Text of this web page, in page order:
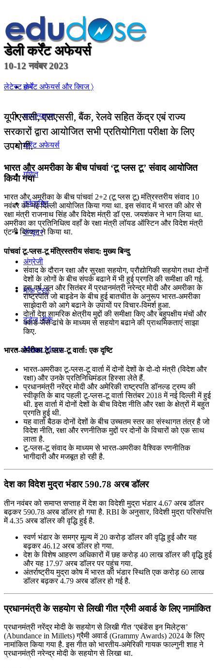
होम
सामान्यज्ञान
करेंट अफेयर्स
गणित
तर्कशक्ति
कंप्यूटर
अंग्रेजी
मॉक टेस्ट
टुडेज जीके
Menu Menu
डेली कर्रेंट अफेयर्स
10-12 नवंबर 2023
लेटेस्ट कर्रेंट अफेयर्स और क्विज 〉
यूपीएससी, एसएससी, बैंक, रेलवे सहित केंद्र एबं राज्य
सरकारों द्वारा आयोजित सभी प्रतियोगिता परीक्षा के लिए
उपयोगी.
भारत और अमरीका के बीच पांचवां ‘टू प्‍लस टू’ संवाद आयोजित
किया गया
भारत और अमरीका के बीच पांचवां 2+2 (टू प्‍लस टू) मंत्रि‍स्‍तरीय संवाद 10
नवंबर को नई दिल्‍ली आयोजित किया गया था. इस संवाद में भारत की ओर से
रक्षा मंत्री राजनाथ सिंह और विदेश मंत्री डॉ एस. जयशंकर ने भाग लिया था.
अमरीका का प्रतिनिधित्व वहाँ के रक्षा मंत्री लॉयड ऑस्टिन और विदेश मंत्री
एंटनी ब्लिंकन ने किया था.
पांचवां टू-प्लस-टू मंत्रि‍स्‍तरीय संवाद: मुख्य बिन्दु
संवाद के दौरान रक्षा और सुरक्षा सहयोग, प्रौद्योगिकी सहयोग तथा दोनों
देशों के लोगों के बीच संपर्क बढाने में भी हुई प्रगति की समीक्षा की गई.
इस वर्ष जून और सितंबर में प्रधानमंत्री नरेन्‍द्र मोदी और अमरीका के
राष्ट्रपति जो बाइडेन के बीच हुई बातचीत के अनुरूप भारत-अमरीका
साझेदारी को आगे बढाने के उपायों पर विचार-विमर्श हुआ.
दोनों देश सामरिक क्षेत्रीय मुद्दों की समीक्षा किए और बहुपक्षीय मंचों और
क्‍वाड जैसे ढांचे के माध्यम से सहयोग बढाने की प्राथमिकताएं साझा
किए.
भारत-अमरीका टू-प्लस-टू वार्ता: एक दृष्टि
भारत-अमरीका टू-प्लस-टू वार्ता में दोनों देशों के दो-दो मंत्री (विदेश और
रक्षा) और उनके प्रतिनिधिमंडल हिस्सा लेते हैं.
प्रधानमंत्री नरेंद्र मोदी और अमेरिकी राष्ट्रपति डॉनल्ड ट्रम्प की
स्वीकृति के बाद पहली टू-प्लस-टू वार्ता सितंबर 2018 में नई दिल्ली में हुई
थी. इस वार्ता में दोनों देशों के बीच विदेश नीति और रक्षा के क्षेत्रों में बहुत
प्रगति हुई थी.
यह वार्ता बैठक दोनों देशों के बीच उच्चतम स्तर का संस्थागत तंत्र है जो
विदेश नीति, रक्षा और रणनीतिक मुद्दों पर दोनों के विचारों को एक साथ
लाता है.
टू-प्लस-टू संवाद के माध्यम से भारत-अमरीका वैश्विक रणनीतिक
भागीदारी और मजबूत हो रही है.
देश का विदेश मुद्रा भंडार 590.78 अरब डॉलर
तीन नवंबर को समाप्‍त सप्‍ताह में देश का विदेशी मुद्रा भंडार 4.67 अरब डॉलर
बढ़कर 590.78 अरब डॉलर हो गया है. RBI के अनुसार, विदेशी मुद्रा परिसंपत्ति
में 4.35 अरब डॉलर की वृद्धि हुई है.
स्‍वर्ण भंडार के समग्र मूल्‍य में 20 करोड़ डॉलर की वृद्धि हुई और यह
बढ़कर 46.12 अरब डॉलर हो गया.
देश के विशेष आहरण अधिकारों में छह करोड़ 40 लाख डॉलर की वृद्धि हुई
और यह 17.97 अरब डॉलर पर पहुंच गया.
अंतर्राष्‍ट्रीय मुद्रा कोष में भारत की भंडार स्थिति एक करोड़ 60 लाख
डॉलर बढ़कर 4.79 अरब डॉलर हो गई है.
प्रधानमंत्री के सहयोग से लिखी गीत ग्रैमी अवार्ड के लिए नामांकित
प्रधानमंत्री नरेंद्र मोदी के सहयोग से लिखी गीत ‘एबंडेंस इन मिलेट्स’
(Abundance in Millets) ग्रैमी अवार्ड (Grammy Awards) 2024 के लिए
नामांकित किया गया है. इस गीत को भारतीय-अमेरिकी गायक फाल्गुनी शाह ने
प्रधानमंत्री नरेन्द्र मोदी के सहयोग से लिखा था.